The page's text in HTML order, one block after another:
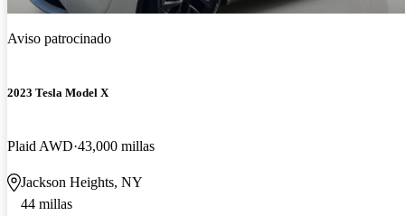
Aviso patrocinado
2023 Tesla Model X
Plaid AWD 43,000 millas
Jackson Heights, NY
44 millas